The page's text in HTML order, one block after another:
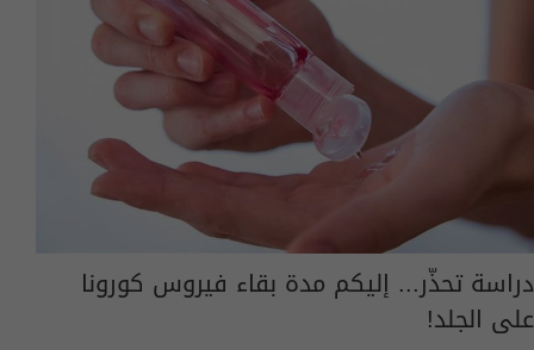
دراسة تحذّر... إليكم مدة بقاء فيروس كورونا
على الجلد!